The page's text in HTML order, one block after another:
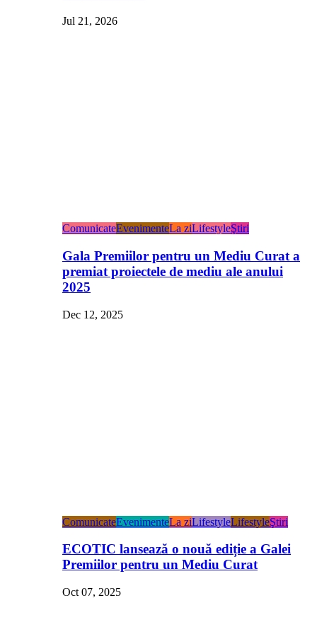
Jul 21, 2026
ComunicateEvenimenteLa ziLifestyleŞtiri
Gala Premiilor pentru un Mediu Curat a
premiat proiectele de mediu ale anului
2025
Dec 12, 2025
ComunicateEvenimenteLa ziLifestyleLifestyleŞtiri
ECOTIC lansează o nouă ediție a Galei
Premiilor pentru un Mediu Curat
Oct 07, 2025